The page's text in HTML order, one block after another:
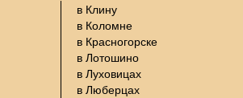
в Клину
в Коломне
в Красногорске
в Лотошино
в Луховицах
в Люберцах